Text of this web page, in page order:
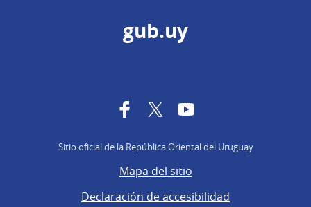
gub.uy
FacebookTwitterYouTube
Sitio oficial de la República Oriental del Uruguay
Mapa del sitio
Declaración de accesibilidad